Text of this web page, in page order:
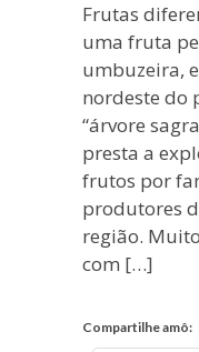
Frutas
uma fruta
umbuzeira,
nordeste do
“árvore
presta a
frutos por
produtores
região.
com […]
Compartilhe amô: